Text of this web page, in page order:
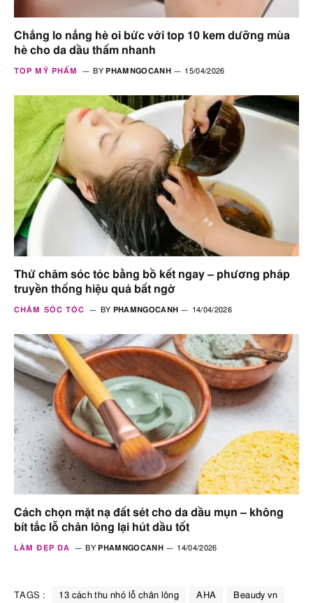
Chẳng lo nắng hè oi bức với top 10 kem dưỡng mùa
hè cho da dầu thấm nhanh
TOP MỸ PHẨM BY PHAMNGOCANH 15/04/2026
Thử chăm sóc tóc bằng bồ kết ngay – phương pháp
truyền thống hiệu quả bất ngờ
CHĂM SÓC TÓC BY PHAMNGOCANH 14/04/2026
Cách chọn mặt nạ đất sét cho da dầu mụn – không
bít tắc lỗ chân lông lại hút dầu tốt
LÀM ĐẸP DA BY PHAMNGOCANH 14/04/2026
TAGS : 13 cách thu nhỏ lỗ chân lông AHA Beaudy vn